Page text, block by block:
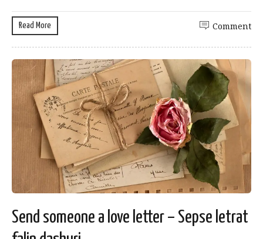
Read More Comment
Send someone a love letter – Sepse letrat